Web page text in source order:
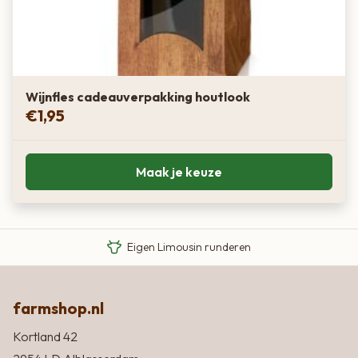
diepte, complexiteit en een groot bewaarpotentieel.
Wijnfles cadeauverpakking houtlook
€1,95
Maak je keuze
Eigen Limousin runderen
Eerlijke streekproducten
farmshop.nl
Kortland 42